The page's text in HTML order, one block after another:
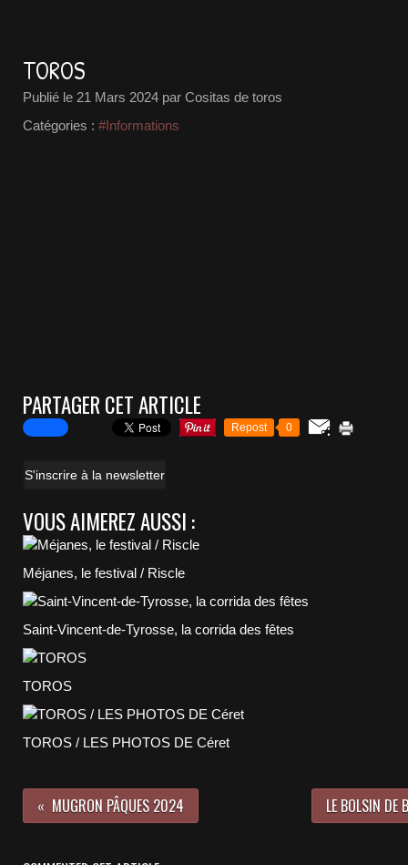
TOROS
Publié le 21 Mars 2024 par Cositas de toros
Catégories : #Informations
PARTAGER CET ARTICLE
Repost 0
S'inscrire à la newsletter
VOUS AIMEREZ AUSSI :
Méjanes, le festival / Riscle
Saint-Vincent-de-Tyrosse, la corrida des fêtes
TOROS
TOROS / LES PHOTOS DE Céret
MUGRON PÂQUES 2024 LE BOLSIN DE